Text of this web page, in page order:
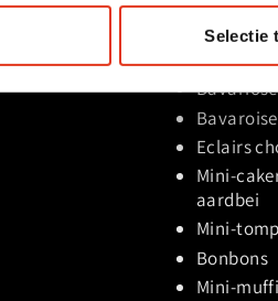
Selectie
Eclairs
Mini-
aardbei
Mini-
Bonbons
Mini-